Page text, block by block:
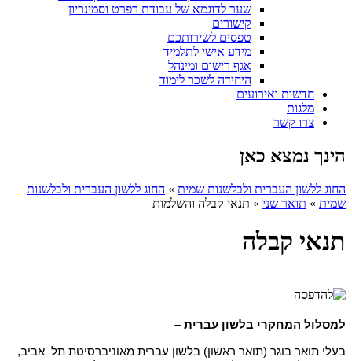
שער לדוגמא של עבודת רפרט וסמינריון
קישורים
טפסים לשירותכם
מידע אישי לתלמיד
אגף רישום ומינהל
היחידה לשכר לימוד
חדשות ואירועים
מלגות
צרו קשר
הינך נמצא כאן
החוג ללשון העברית ולבלשנות שמית » החוג ללשון העברית ולבלשנות
שמית » תואר שני » תנאי קבלה והשלמות
תנאי קבלה
למסלול המחקרי בלשון עברית –
בעלי תואר בוגר (תואר ראשון) בלשון עברית מאוניברסיטת תל–אביב,